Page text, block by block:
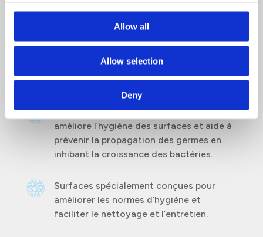
Allow all
Allow selection
Deny
comme les espaces de restauration.
de plastique biodégradable et sont
entièrement recyclables.
La technologie antimicrobienne intégrée
améliore l’hygiène des surfaces et aide à
prévenir la propagation des germes en
inhibant la croissance des bactéries.
Surfaces spécialement conçues pour
améliorer les normes d’hygiène et
faciliter le nettoyage et l’entretien.